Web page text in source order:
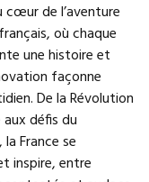
cœur de l’aventure
où chaque
une histoire et
façonne
De la Révolution
défis du
France se
inspire, entre